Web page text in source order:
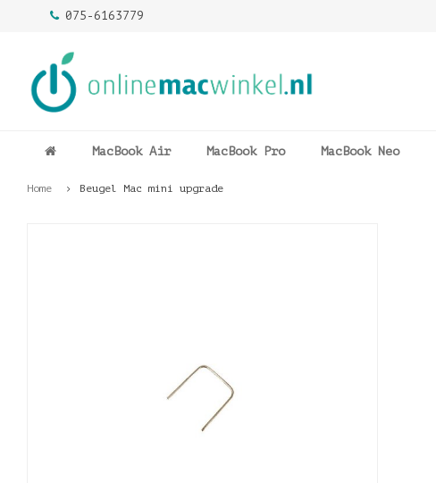
075-6163779
MacBook Air MacBook Pro MacBook Neo
Home Beugel Mac mini upgrade